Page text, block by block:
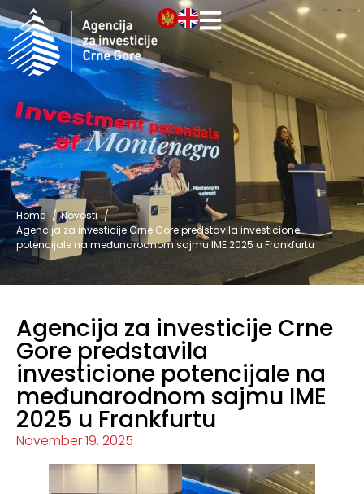
Home
Novosti
Agencija za investicije Crne Gore predstavila investicione
potencijale na međunarodnom sajmu IME 2025 u Frankfurtu
Agencija za investicije Crne
Gore predstavila
investicione potencijale na
međunarodnom sajmu IME
2025 u Frankfurtu
November 19, 2025